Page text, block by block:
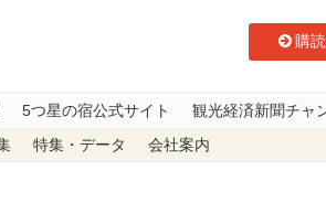
購
5つ星の宿公式サイト 観光経済新聞チャ
特集・データ 会社案内